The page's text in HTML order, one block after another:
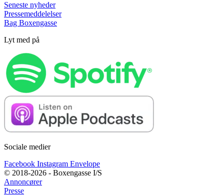
Seneste nyheder
Pressemeddelelser
Bag Boxengasse
Lyt med på
Sociale medier
Facebook Instagram Envelope
© 2018-2026 - Boxengasse I/S
Annoncører
Presse